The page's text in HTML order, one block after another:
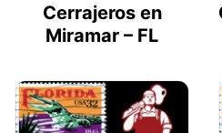
Cerrajeros en
Miramar – FL